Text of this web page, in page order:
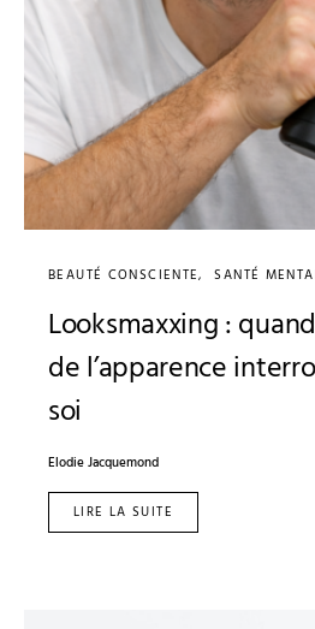
BEAUTÉ CONSCIENTE SANTÉ
Looksmaxxing :
de l’apparence
soi
Elodie Jacquemond
LIRE LA SUITE